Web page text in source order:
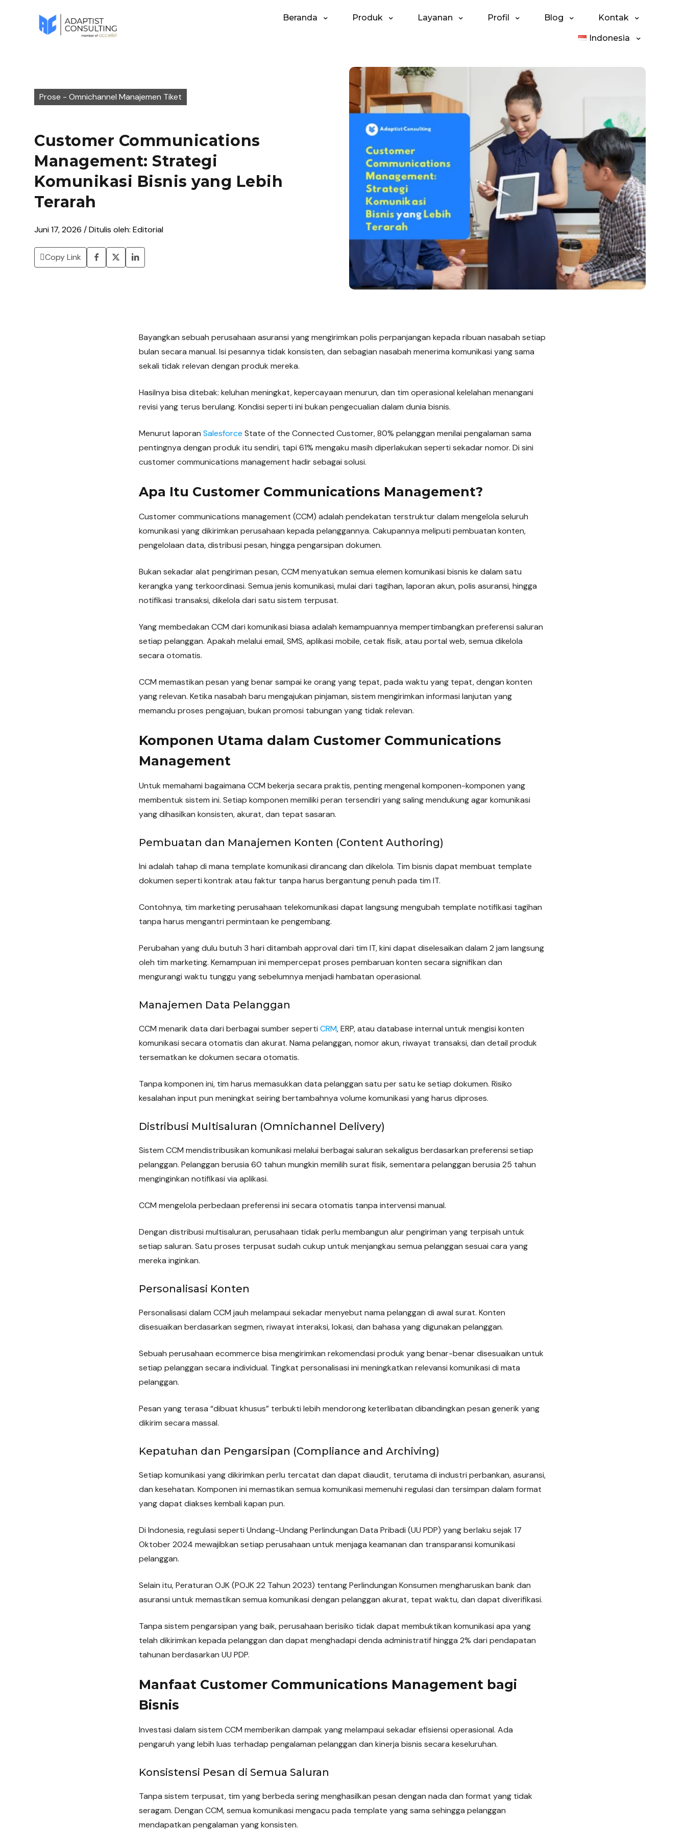
Beranda Produk Layanan Profil Blog Kontak
Indonesia
Prose - Omnichannel Manajemen Tiket
Customer Communications
Management: Strategi
Komunikasi Bisnis yang Lebih
Terarah
Juni 17, 2026 / Ditulis oleh: Editorial
Copy Link
Bayangkan sebuah perusahaan asuransi yang mengirimkan polis perpanjangan kepada ribuan nasabah setiap
bulan secara manual. Isi pesannya tidak konsisten, dan sebagian nasabah menerima komunikasi yang sama
sekali tidak relevan dengan produk mereka.
Hasilnya bisa ditebak: keluhan meningkat, kepercayaan menurun, dan tim operasional kelelahan menangani
revisi yang terus berulang. Kondisi seperti ini bukan pengecualian dalam dunia bisnis.
Menurut laporan Salesforce State of the Connected Customer, 80% pelanggan menilai pengalaman sama
pentingnya dengan produk itu sendiri, tapi 61% mengaku masih diperlakukan seperti sekadar nomor. Di sini
customer communications management hadir sebagai solusi.
Apa Itu Customer Communications Management?
Customer communications management (CCM) adalah pendekatan terstruktur dalam mengelola seluruh
komunikasi yang dikirimkan perusahaan kepada pelanggannya. Cakupannya meliputi pembuatan konten,
pengelolaan data, distribusi pesan, hingga pengarsipan dokumen.
Bukan sekadar alat pengiriman pesan, CCM menyatukan semua elemen komunikasi bisnis ke dalam satu
kerangka yang terkoordinasi. Semua jenis komunikasi, mulai dari tagihan, laporan akun, polis asuransi, hingga
notifikasi transaksi, dikelola dari satu sistem terpusat.
Yang membedakan CCM dari komunikasi biasa adalah kemampuannya mempertimbangkan preferensi saluran
setiap pelanggan. Apakah melalui email, SMS, aplikasi mobile, cetak fisik, atau portal web, semua dikelola
secara otomatis.
CCM memastikan pesan yang benar sampai ke orang yang tepat, pada waktu yang tepat, dengan konten
yang relevan. Ketika nasabah baru mengajukan pinjaman, sistem mengirimkan informasi lanjutan yang
memandu proses pengajuan, bukan promosi tabungan yang tidak relevan.
Komponen Utama dalam Customer Communications
Management
Untuk memahami bagaimana CCM bekerja secara praktis, penting mengenal komponen-komponen yang
membentuk sistem ini. Setiap komponen memiliki peran tersendiri yang saling mendukung agar komunikasi
yang dihasilkan konsisten, akurat, dan tepat sasaran.
Pembuatan dan Manajemen Konten (Content Authoring)
Ini adalah tahap di mana template komunikasi dirancang dan dikelola. Tim bisnis dapat membuat template
dokumen seperti kontrak atau faktur tanpa harus bergantung penuh pada tim IT.
Contohnya, tim marketing perusahaan telekomunikasi dapat langsung mengubah template notifikasi tagihan
tanpa harus mengantri permintaan ke pengembang.
Perubahan yang dulu butuh 3 hari ditambah approval dari tim IT, kini dapat diselesaikan dalam 2 jam langsung
oleh tim marketing. Kemampuan ini mempercepat proses pembaruan konten secara signifikan dan
mengurangi waktu tunggu yang sebelumnya menjadi hambatan operasional.
Manajemen Data Pelanggan
CCM menarik data dari berbagai sumber seperti CRM, ERP, atau database internal untuk mengisi konten
komunikasi secara otomatis dan akurat. Nama pelanggan, nomor akun, riwayat transaksi, dan detail produk
tersematkan ke dokumen secara otomatis.
Tanpa komponen ini, tim harus memasukkan data pelanggan satu per satu ke setiap dokumen. Risiko
kesalahan input pun meningkat seiring bertambahnya volume komunikasi yang harus diproses.
Distribusi Multisaluran (Omnichannel Delivery)
Sistem CCM mendistribusikan komunikasi melalui berbagai saluran sekaligus berdasarkan preferensi setiap
pelanggan. Pelanggan berusia 60 tahun mungkin memilih surat fisik, sementara pelanggan berusia 25 tahun
menginginkan notifikasi via aplikasi.
CCM mengelola perbedaan preferensi ini secara otomatis tanpa intervensi manual.
Dengan distribusi multisaluran, perusahaan tidak perlu membangun alur pengiriman yang terpisah untuk
setiap saluran. Satu proses terpusat sudah cukup untuk menjangkau semua pelanggan sesuai cara yang
mereka inginkan.
Personalisasi Konten
Personalisasi dalam CCM jauh melampaui sekadar menyebut nama pelanggan di awal surat. Konten
disesuaikan berdasarkan segmen, riwayat interaksi, lokasi, dan bahasa yang digunakan pelanggan.
Sebuah perusahaan ecommerce bisa mengirimkan rekomendasi produk yang benar-benar disesuaikan untuk
setiap pelanggan secara individual. Tingkat personalisasi ini meningkatkan relevansi komunikasi di mata
pelanggan.
Pesan yang terasa “dibuat khusus” terbukti lebih mendorong keterlibatan dibandingkan pesan generik yang
dikirim secara massal.
Kepatuhan dan Pengarsipan (Compliance and Archiving)
Setiap komunikasi yang dikirimkan perlu tercatat dan dapat diaudit, terutama di industri perbankan, asuransi,
dan kesehatan. Komponen ini memastikan semua komunikasi memenuhi regulasi dan tersimpan dalam format
yang dapat diakses kembali kapan pun.
Di Indonesia, regulasi seperti Undang-Undang Perlindungan Data Pribadi (UU PDP) yang berlaku sejak 17
Oktober 2024 mewajibkan setiap perusahaan untuk menjaga keamanan dan transparansi komunikasi
pelanggan.
Selain itu, Peraturan OJK (POJK 22 Tahun 2023) tentang Perlindungan Konsumen mengharuskan bank dan
asuransi untuk memastikan semua komunikasi dengan pelanggan akurat, tepat waktu, dan dapat diverifikasi.
Tanpa sistem pengarsipan yang baik, perusahaan berisiko tidak dapat membuktikan komunikasi apa yang
telah dikirimkan kepada pelanggan dan dapat menghadapi denda administratif hingga 2% dari pendapatan
tahunan berdasarkan UU PDP.
Manfaat Customer Communications Management bagi
Bisnis
Investasi dalam sistem CCM memberikan dampak yang melampaui sekadar efisiensi operasional. Ada
pengaruh yang lebih luas terhadap pengalaman pelanggan dan kinerja bisnis secara keseluruhan.
Konsistensi Pesan di Semua Saluran
Tanpa sistem terpusat, tim yang berbeda sering menghasilkan pesan dengan nada dan format yang tidak
seragam. Dengan CCM, semua komunikasi mengacu pada template yang sama sehingga pelanggan
mendapatkan pengalaman yang konsisten.